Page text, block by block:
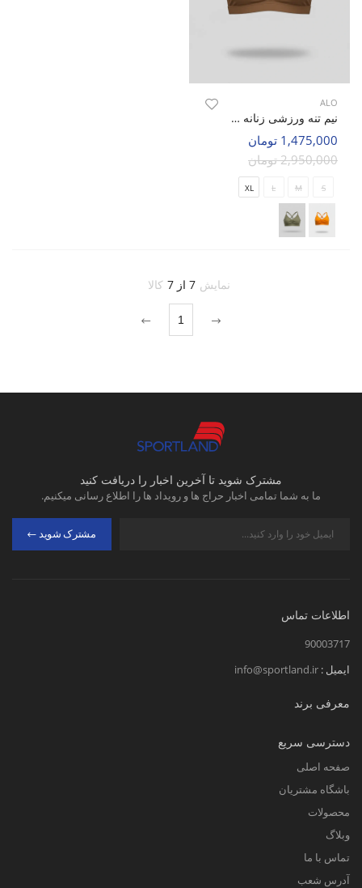
ALO
نیم تنه ورزشی زنانه الو Alo Spindra W
1,475,000 تومان
2,950,000 تومان
S
M
L
XL
نمایش 7 از 7 کالا
1
مشترک شوید تا آخرین اخبار را دریافت کنید
ما به شما تمامی اخبار حراج ها و رویداد ها را اطلاع رسانی میکنیم.
مشترک شوید
اطلاعات تماس
90003717
ایمیل : info@sportland.ir
معرفی برند
دسترسی سریع
صفحه اصلی
باشگاه مشتریان
محصولات
وبلاگ
تماس با ما
آدرس شعب